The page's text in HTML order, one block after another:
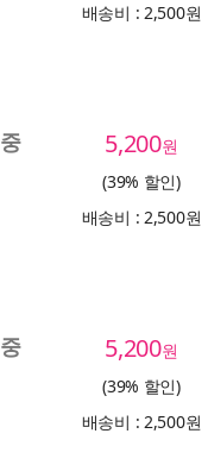
배송비 : 2,500원
중 5,200원
(39% 할인)
배송비 : 2,500원
중 5,200원
(39% 할인)
배송비 : 2,500원